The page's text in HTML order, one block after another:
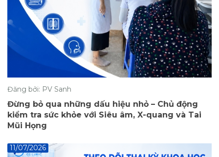
Đăng bởi: PV Sanh
Đừng bỏ qua những dấu hiệu nhỏ – Chủ động
kiểm tra sức khỏe với Siêu âm, X-quang và Tai
Mũi Họng
11/07/2026